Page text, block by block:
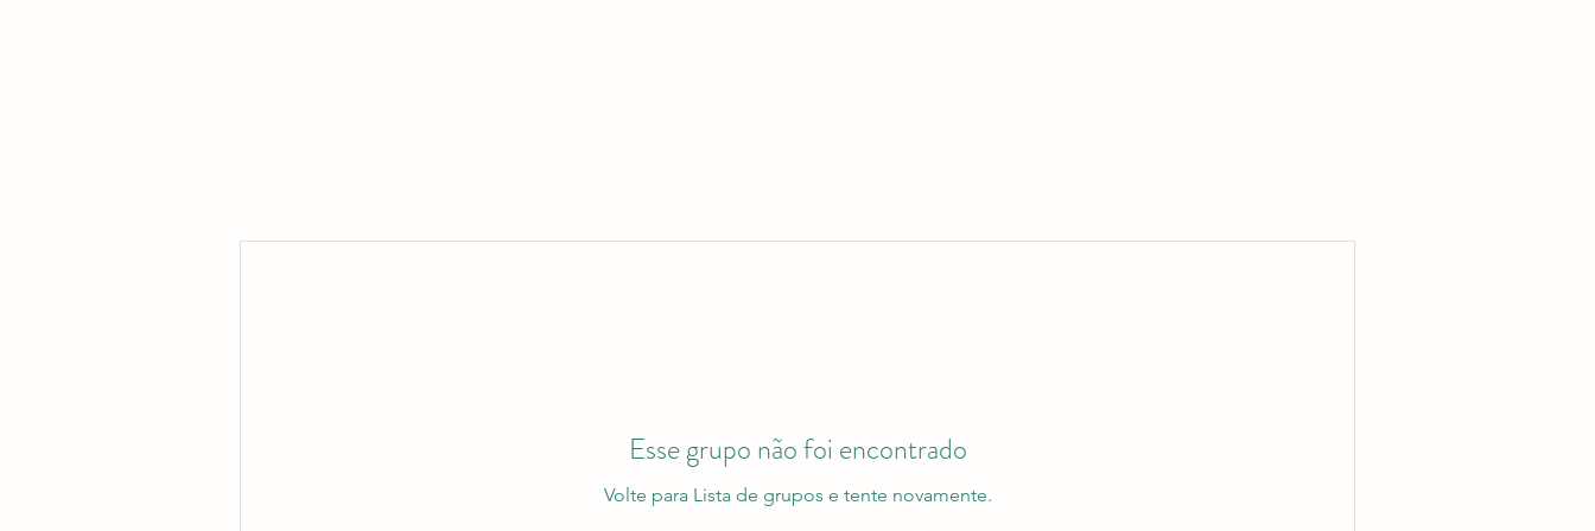
Esse grupo não foi encontrado
Volte para Lista de grupos e tente novamente.